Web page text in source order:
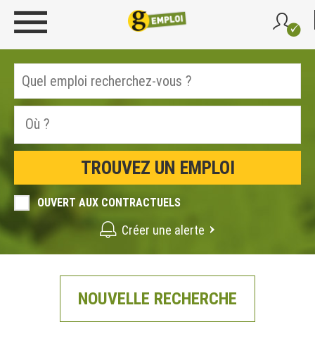
OUVERT AUX CONTRACTUELS
Créer une alerte
NOUVELLE RECHERCHE